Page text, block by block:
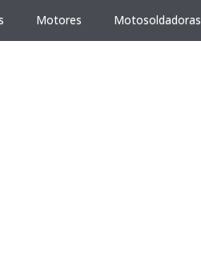
Motores Motosoldadoras